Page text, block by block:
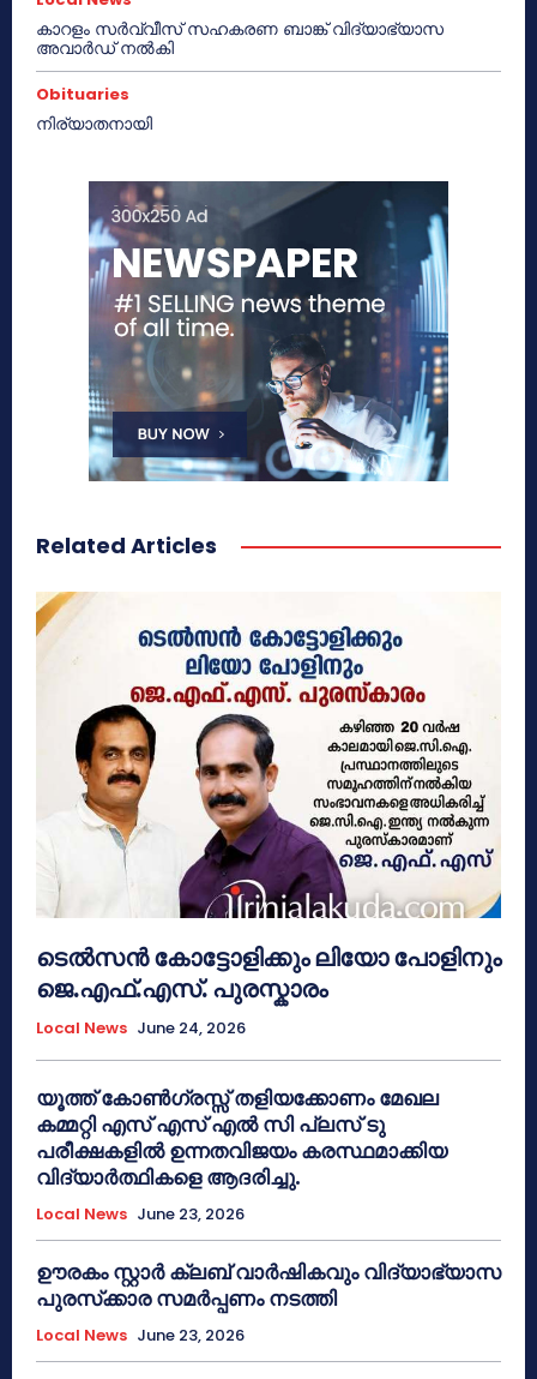
കാറളം സർവ്വീസ് സഹകരണ ബാങ്ക് വിദ്യാഭ്യാസ
അവാർഡ് നൽകി
Obituaries
നിര്യാതനായി
Related Articles
ടെൽസൻ കോട്ടോളിക്കും ലിയോ പോളിനും
ജെ.എഫ്.എസ്. പുരസ്കാരം
Local News June 24, 2026
യൂത്ത് കോൺഗ്രസ്സ് തളിയക്കോണം മേഖല
കമ്മറ്റി എസ് എസ് എൽ സി പ്ലസ് ടു
പരീക്ഷകളിൽ ഉന്നതവിജയം കരസ്ഥമാക്കിയ
വിദ്യാർത്ഥികളെ ആദരിച്ചു.
Local News June 23, 2026
ഊരകം സ്റ്റാർ ക്ലബ് വാർഷികവും വിദ്യാഭ്യാസ
പുരസ്‌ക്കാര സമർപ്പണം നടത്തി
Local News June 23, 2026